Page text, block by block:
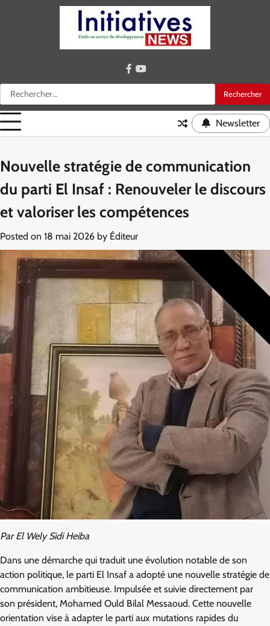
Rechercher :
facebook
youtube
Newsletter
Nouvelle stratégie de communication
du parti El Insaf : Renouveler le discours
et valoriser les compétences
Posted on 18 mai 2026 by Éditeur
Par El Wely Sidi Heiba
Dans une démarche qui traduit une évolution notable de son
action politique, le parti El Insaf a adopté une nouvelle stratégie de
communication ambitieuse. Impulsée et suivie directement par
son président, Mohamed Ould Bilal Messaoud. Cette nouvelle
orientation vise à adapter le parti aux mutations rapides du